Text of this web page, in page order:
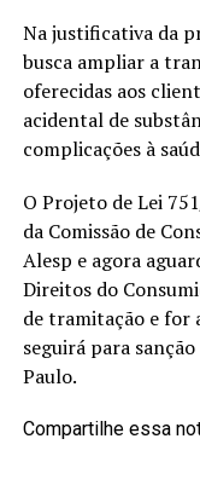
Na justificativa da
busca ampliar a
oferecidas aos
acidental de
complicações à
O Projeto de Lei
da Comissão de
Alesp e agora
Direitos do
de tramitação e for
seguirá para
Paulo.
Compartilhe essa